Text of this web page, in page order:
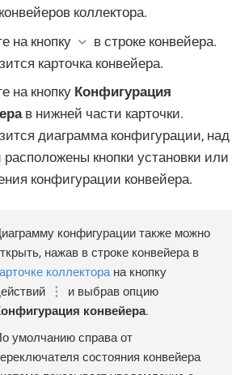
коллектора.
на кнопку
в строке конвейера.
карточка конвейера.
на кнопку Конфигурация
в нижней части карточки.
диаграмма конфигурации, над
расположены кнопки установки или
конфигурации конвейера.
конфигурации также можно
нажав в строке конвейера в
коллекторана кнопку
и выбрав опцию
конвейера.
умолчанию справа от
состояния конвейера